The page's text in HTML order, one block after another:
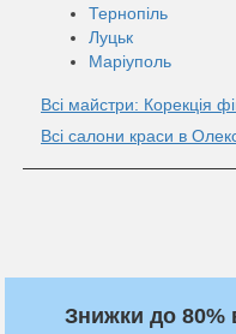
Тернопіль
Луцьк
Маріуполь
Всі майстри: Корекція
Всі салони краси в
Знижки до 80%